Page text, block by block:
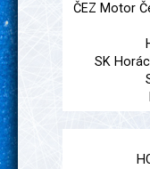
ČEZ Motor
SK